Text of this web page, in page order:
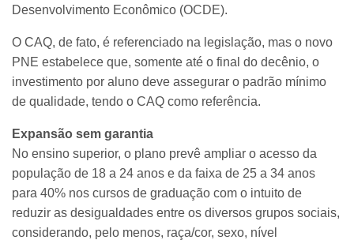
Desenvolvimento Econômico (OCDE).
O CAQ, de fato, é referenciado na legislação, mas o novo
PNE estabelece que, somente até o final do decênio, o
investimento por aluno deve assegurar o padrão mínimo
de qualidade, tendo o CAQ como referência.
Expansão sem garantia
No ensino superior, o plano prevê ampliar o acesso da
população de 18 a 24 anos e da faixa de 25 a 34 anos
para 40% nos cursos de graduação com o intuito de
reduzir as desigualdades entre os diversos grupos sociais,
considerando, pelo menos, raça/cor, sexo, nível